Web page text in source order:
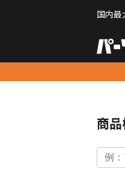
国内最
商